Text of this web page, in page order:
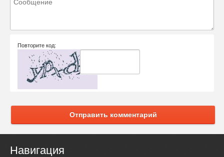
Повторите код:
Отправить комментарий
Навигация